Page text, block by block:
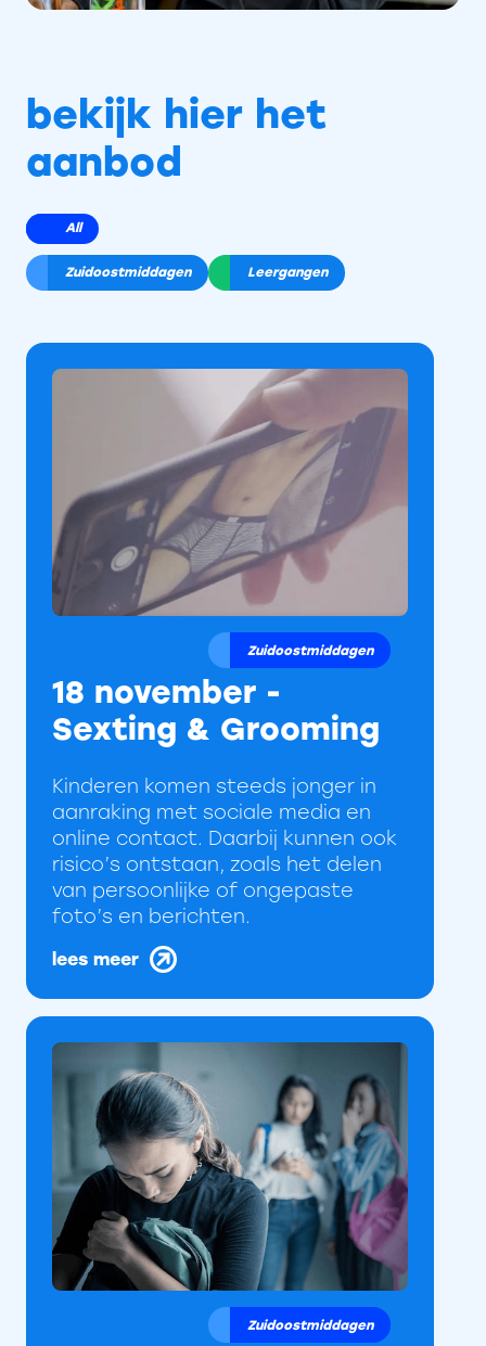
bekijk hier het
aanbod
All
Zuidoostmiddagen Leergangen
Zuidoostmiddagen
18 november -
Sexting & Grooming
Kinderen komen steeds jonger in
aanraking met sociale media en
online contact. Daarbij kunnen ook
risico’s ontstaan, zoals het delen
van persoonlijke of ongepaste
foto’s en berichten.
lees meer
Zuidoostmiddagen